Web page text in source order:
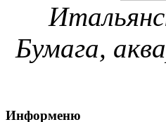
Бумага,
Информеню